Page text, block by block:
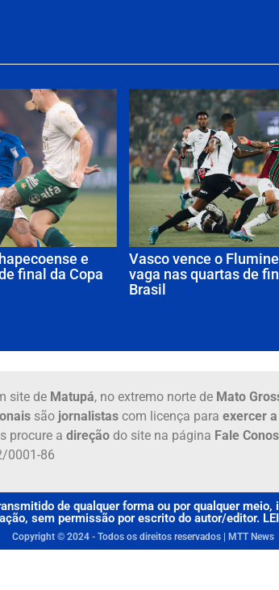
e
final da Copa
Vasco vence o
vaga nas quartas de
Brasil
site de Matupá, no extremo norte de Mato
são jornalistascom licença para exercer
procure a direçãodo site na página Fale
0001-86
de qualquer forma ou por qualquer
sem permissão por escrito do autor/editor. LEI
Copyright © 2024 - Todos os direitos reservados | MTT News